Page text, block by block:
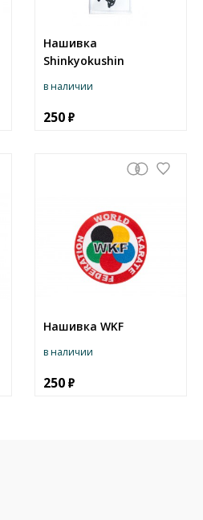
Нашивка
Shinkyokushin
в наличии
250
Нашивка WKF
в наличии
250